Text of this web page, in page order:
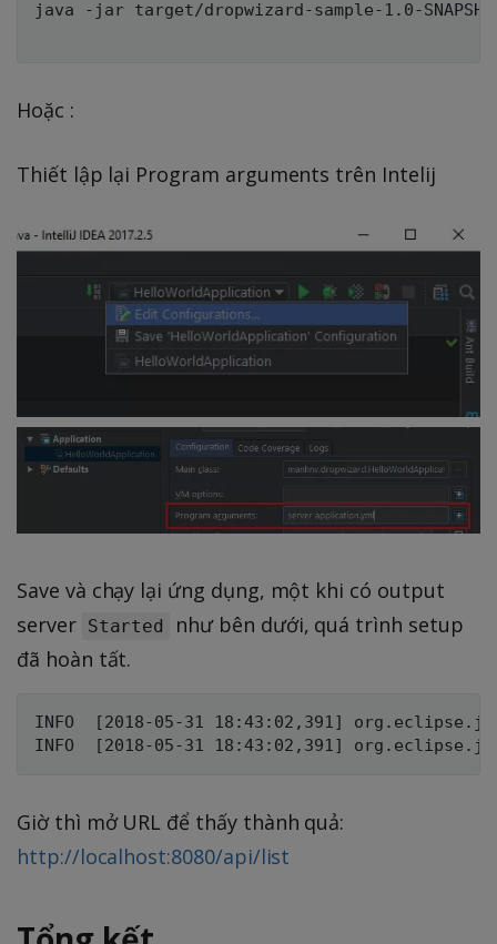
java -jar target/dropwizard-sample-1.0-
Hoặc :
Thiết lập lại Program arguments trên Intelij
Save và chạy lại ứng dụng, một khi có output
server Started
như bên dưới, quá trình setup
đã hoàn tất.
INFO  [2018-05-31 18:43:02,391]
Giờ thì mở URL để thấy thành quả:
http://localhost:8080/api/list